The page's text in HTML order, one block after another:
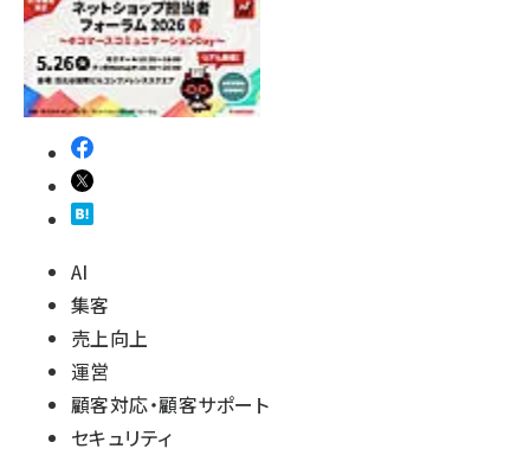
AI
集客
売上向上
運営
顧客対応・顧客サポート
セキュリティ